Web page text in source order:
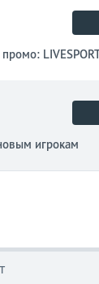
игрокам